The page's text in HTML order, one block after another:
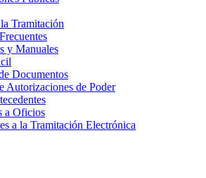
Tramitación
y Manuales
Documentos
Autorizaciones de Poder
a Oficios
a la Tramitación Electrónica